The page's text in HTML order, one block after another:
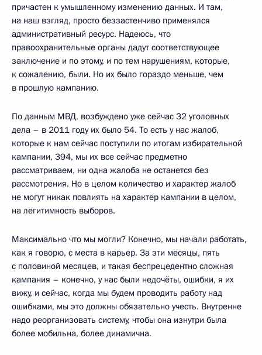
причастен к умышленному изменению данных. И там,
на наш взгляд, просто беззастенчиво применялся
административный ресурс. Надеюсь, что
правоохранительные органы дадут соответствующее
заключение и по этому, и по тем нарушениям, которые,
к сожалению, были. Но их было гораздо меньше, чем
в прошлую кампанию.
По данным МВД, возбуждено уже сейчас 32 уголовных
дела – в 2011 году их было 54. То есть у нас жалоб,
которые к нам сейчас поступили по итогам избирательной
кампании, 394, мы их все сейчас предметно
рассматриваем, ни одна жалоба не останется без
рассмотрения. Но в целом количество и характер жалоб
не могут никак повлиять на характер кампании в целом,
на легитимность выборов.
Максимально что мы могли? Конечно, мы начали работать,
как я говорю, с места в карьер. За эти месяцы, пять
с половиной месяцев, и такая беспрецедентно сложная
кампания – конечно, у нас были недочёты, ошибки, я их
вижу, и сейчас, когда мы будем проводить работу над
ошибками, мы это должны обязательно учесть. Внутренне
надо реорганизовать систему, чтобы она изнутри была
более мобильна, более динамична.